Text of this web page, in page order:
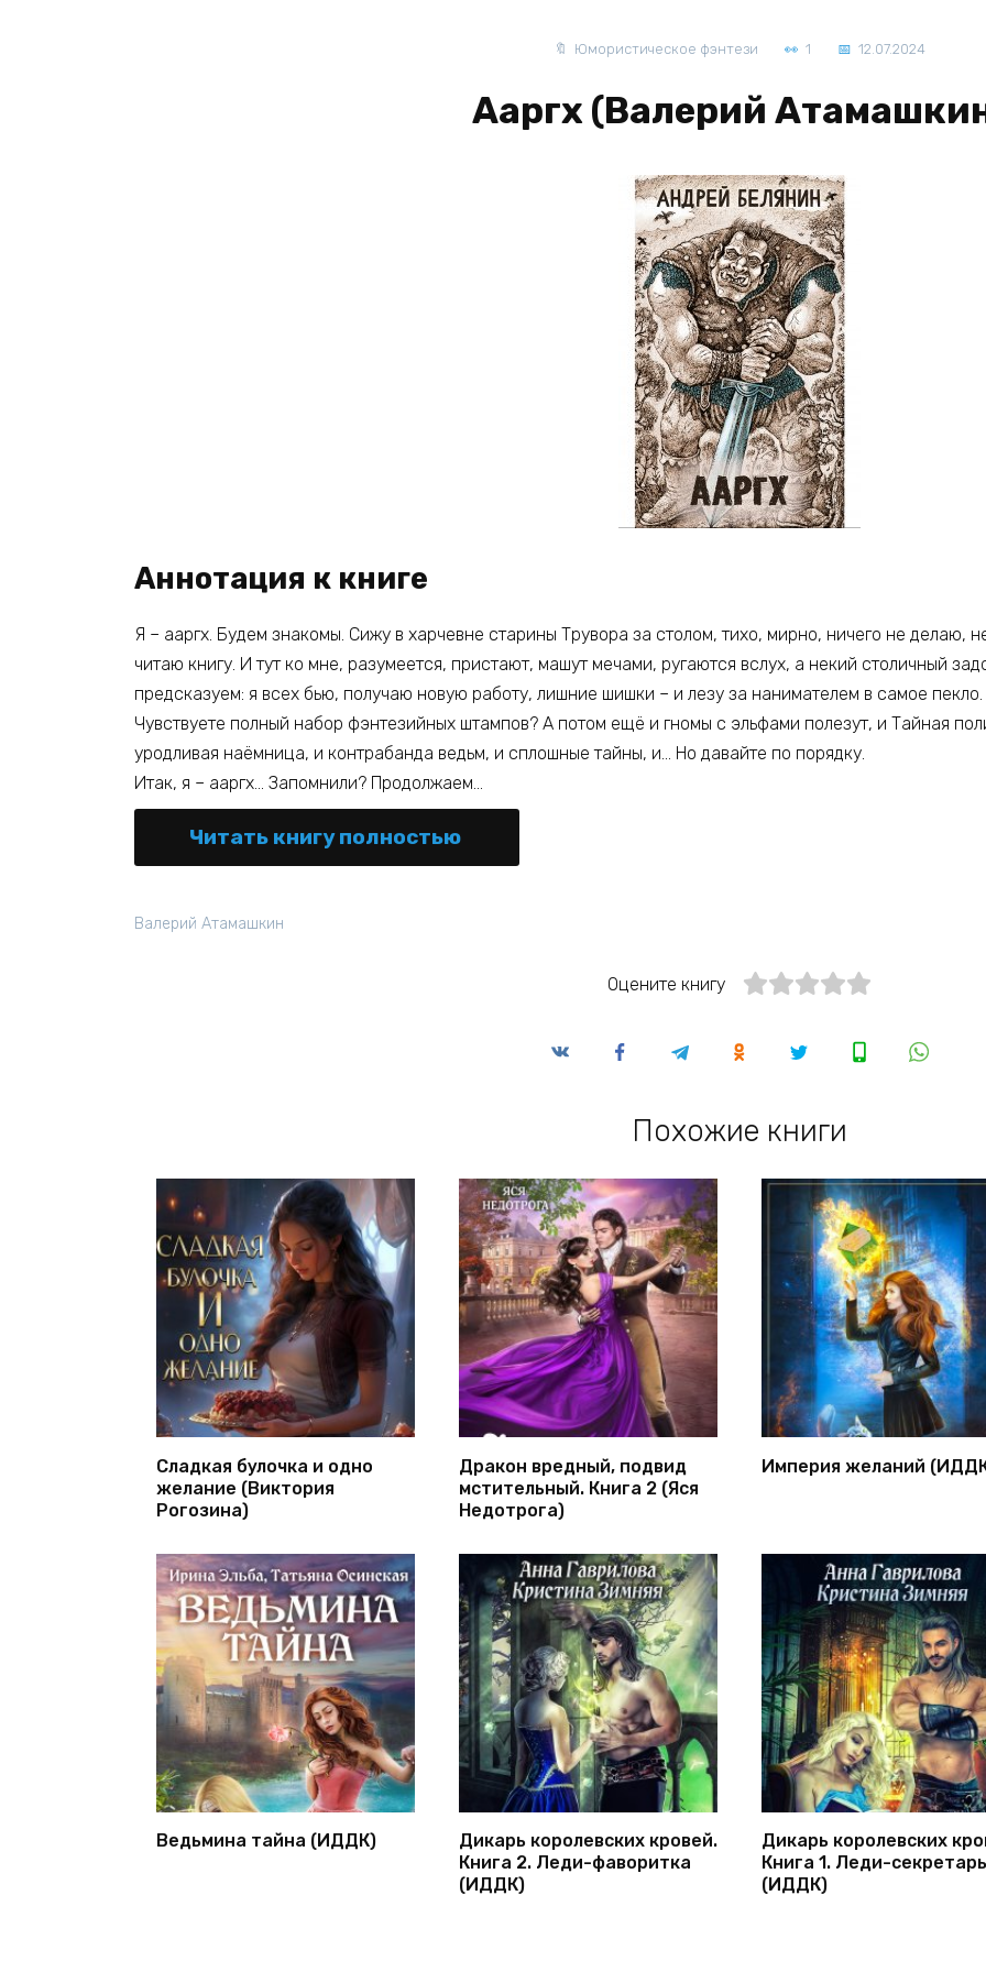
Юмористическое фэнтези 1 12.07.2024
Ааргх (Валерий
Аннотация к книге
Я – ааргх. Будем знакомы. Сижу в харчевне старины Трувора за столом, тихо, мирно, ничего не делаю,
читаю книгу. И тут ко мне, разумеется, пристают, машут мечами, ругаются вслух, а некий столичный
предсказуем: я всех бью, получаю новую работу, лишние шишки – и лезу за нанимателем в самое
Чувствуете полный набор фэнтезийных штампов? А потом ещё и гномы с эльфами полезут, и Тайная
уродливая наёмница, и контрабанда ведьм, и сплошные тайны, и… Но давайте по порядку.
Итак, я – ааргх… Запомнили? Продолжаем…
Читать книгу полностью
Валерий Атамашкин
Оцените книгу
Похожие книги
Сладкая булочка и одно
желание (Виктория
Рогозина)
Дракон вредный, подвид
мстительный. Книга 2 (Яся
Недотрога)
Империя желаний
Ведьмина тайна (ИДДК)
Дикарь королевских кровей.
Книга 2. Леди-фаворитка
(ИДДК)
Дикарь королевских
Книга 1. Леди-секретарь
(ИДДК)